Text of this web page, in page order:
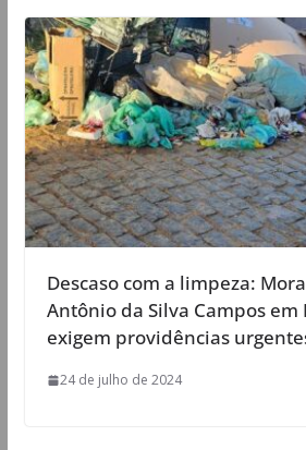
Descaso com a limpeza:
Antônio da Silva Campos em
exigem providências
24 de julho de 2024